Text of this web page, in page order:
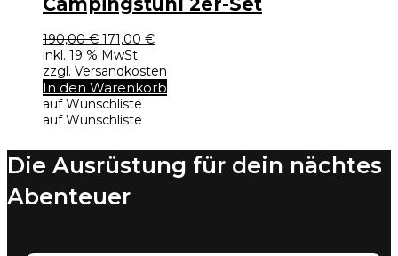
190,00€ Ursprünglicher
Preis
war:
190,00 €
171,00 €Aktueller
ist:
171,00 €.
inkl. 19 % MwSt.
zzgl. Versandkosten
In den Warenkorb
auf Wunschliste
auf Wunschliste
Die Ausrüstung für dein nächtes
Abenteuer